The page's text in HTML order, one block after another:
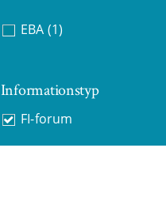
EBA (1)
Informationstyp
FI-forum